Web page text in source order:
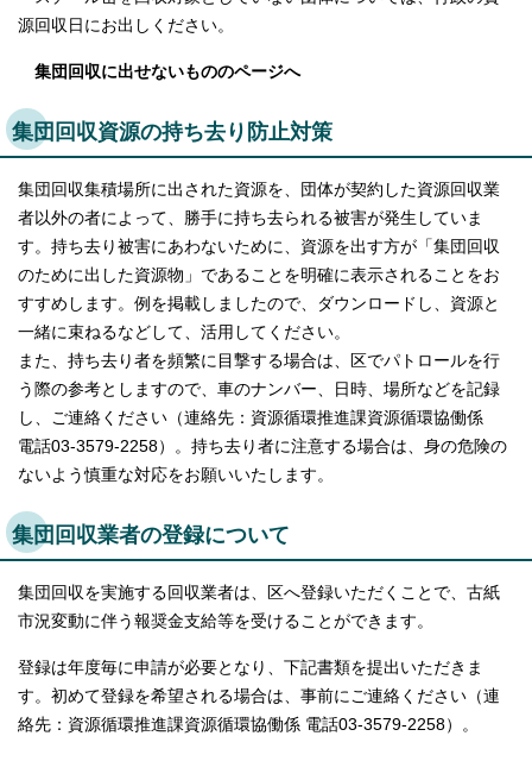
源回収日にお出しください。
集団回収に出せないもののページへ
集団回収資源の持ち去り防止対策
集団回収集積場所に出された資源を、団体が契約した資源回収業
者以外の者によって、勝手に持ち去られる被害が発生していま
す。持ち去り被害にあわないために、資源を出す方が「集団回収
のために出した資源物」であることを明確に表示されることをお
すすめします。例を掲載しましたので、ダウンロードし、資源と
一緒に束ねるなどして、活用してください。
また、持ち去り者を頻繁に目撃する場合は、区でパトロールを行
う際の参考としますので、車のナンバー、日時、場所などを記録
し、ご連絡ください（連絡先：資源循環推進課資源循環協働係
電話03-3579-2258）。持ち去り者に注意する場合は、身の危険の
ないよう慎重な対応をお願いいたします。
集団回収業者の登録について
集団回収を実施する回収業者は、区へ登録いただくことで、古紙
市況変動に伴う報奨金支給等を受けることができます。
登録は年度毎に申請が必要となり、下記書類を提出いただきま
す。初めて登録を希望される場合は、事前にご連絡ください（連
絡先：資源循環推進課資源循環協働係 電話03-3579-2258）。